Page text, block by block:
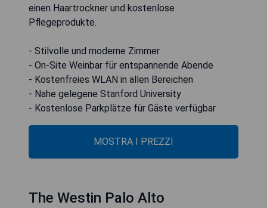
einen Haartrockner und kostenlose
Pflegeprodukte.
- Stilvolle und moderne Zimmer
- On-Site Weinbar für entspannende Abende
- Kostenfreies WLAN in allen Bereichen
- Nahe gelegene Stanford University
- Kostenlose Parkplätze für Gäste verfügbar
MOSTRA I PREZZI
The Westin Palo Alto